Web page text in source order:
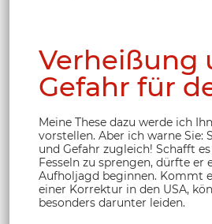
Verheißung
Gefahr für
Meine These dazu werde ich
vorstellen. Aber ich warne Sie:
und Gefahr zugleich! Schafft
Fesseln zu sprengen, dürfte er
Aufholjagd beginnen. Kommt
einer Korrektur in den USA,
besonders darunter leiden.